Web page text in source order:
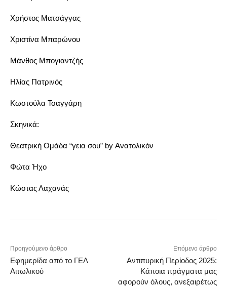
Χρήστος Ματσάγγας
Χριστίνα Μπαρώνου
Μάνθος Μπογιαντζής
Ηλίας Πατρινός
Κωστούλα Τσαγγάρη
Σκηνικά:
Θεατρική Ομάδα “γεια σου” by Ανατολικόν
Φώτα Ήχο
Κώστας Λαχανάς
Προηγούμενο άρθρο
Εφημερίδα από το ΓΕΛ
Αιτωλικού
Επόμενο άρθρο
Αντιπυρική Περίοδος 2025:
Κάποια πράγματα μας
αφορούν όλους, ανεξαιρέτως